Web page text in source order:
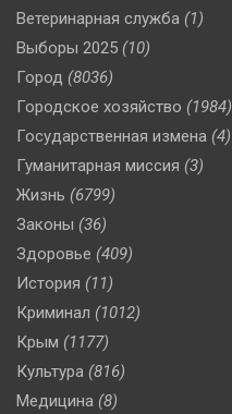
Ветеринарная служба (1)
Выборы 2025 (10)
Город (8036)
Городское хозяйство (1984)
Государственная измена (4)
Гуманитарная миссия (3)
Жизнь (6799)
Законы (36)
Здоровье (409)
История (11)
Криминал (1012)
Крым (1177)
Культура (816)
Медицина (8)